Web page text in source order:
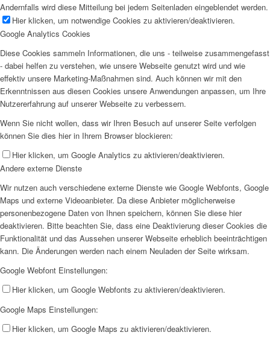
Andernfalls wird diese Mitteilung bei jedem Seitenladen eingeblendet werden.
Hier klicken, um notwendige Cookies zu aktivieren/deaktivieren.
Google Analytics Cookies
Diese Cookies sammeln Informationen, die uns - teilweise zusammengefasst
- dabei helfen zu verstehen, wie unsere Webseite genutzt wird und wie
effektiv unsere Marketing-Maßnahmen sind. Auch können wir mit den
Erkenntnissen aus diesen Cookies unsere Anwendungen anpassen, um Ihre
Nutzererfahrung auf unserer Webseite zu verbessern.
Wenn Sie nicht wollen, dass wir Ihren Besuch auf unserer Seite verfolgen
können Sie dies hier in Ihrem Browser blockieren:
Hier klicken, um Google Analytics zu aktivieren/deaktivieren.
Andere externe Dienste
Wir nutzen auch verschiedene externe Dienste wie Google Webfonts, Google
Maps und externe Videoanbieter. Da diese Anbieter möglicherweise
personenbezogene Daten von Ihnen speichern, können Sie diese hier
deaktivieren. Bitte beachten Sie, dass eine Deaktivierung dieser Cookies die
Funktionalität und das Aussehen unserer Webseite erheblich beeinträchtigen
kann. Die Änderungen werden nach einem Neuladen der Seite wirksam.
Google Webfont Einstellungen:
Hier klicken, um Google Webfonts zu aktivieren/deaktivieren.
Google Maps Einstellungen:
Hier klicken, um Google Maps zu aktivieren/deaktivieren.